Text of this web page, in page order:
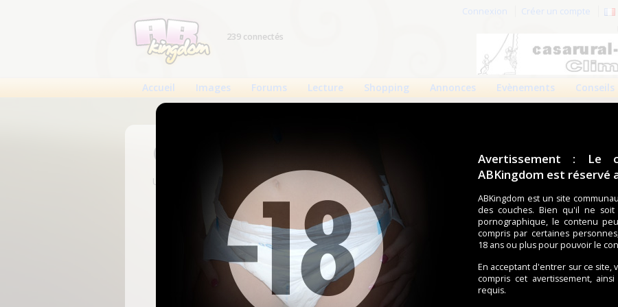
Avertissement : Le
ABKingdom est réservé
ABKingdom est un site
des couches. Bien qu'il ne
pornographique, le contenu
compris par certaines
18 ans ou plus pour pouvoir le
En acceptant d'entrer sur ce site,
compris cet avertissement,
requis.
Connexion Créer un compte
239 connectés
Accueil Images Forums Lecture Shopping Annonces Evènements Conseils
Connexion
Un compte est nécessaire pour voir cette page.
Nom d'utilisateur
Mot de passe